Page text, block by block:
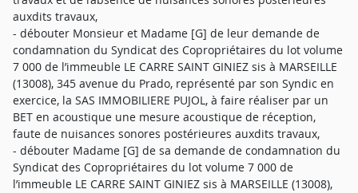
auxdits travaux,
- débouter Monsieur et Madame [G] de leur demande de
condamnation du Syndicat des Copropriétaires du lot volume
7 000 de l’immeuble LE CARRE SAINT GINIEZ sis à MARSEILLE
(13008), 345 avenue du Prado, représenté par son Syndic en
exercice, la SAS IMMOBILIERE PUJOL, à faire réaliser par un
BET en acoustique une mesure acoustique de réception,
faute de nuisances sonores postérieures auxdits travaux,
- débouter Madame [G] de sa demande de condamnation du
Syndicat des Copropriétaires du lot volume 7 000 de
l’immeuble LE CARRE SAINT GINIEZ sis à MARSEILLE (13008),